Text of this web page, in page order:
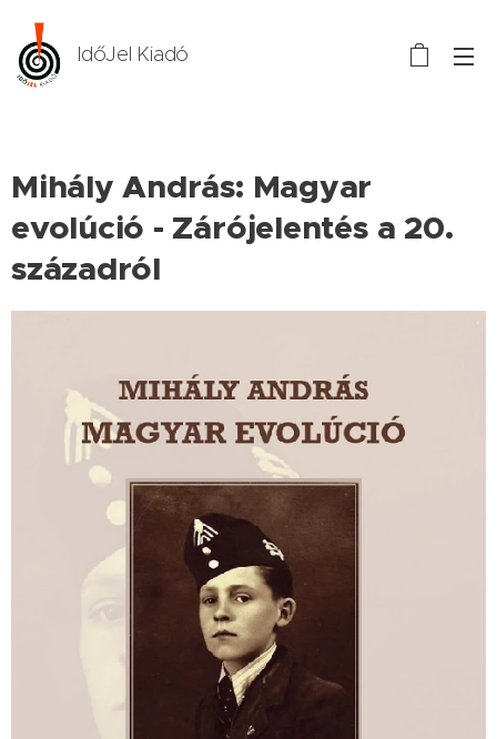
IdőJel Kiadó
Mihály András: Magyar
evolúció - Zárójelentés a 20.
századról